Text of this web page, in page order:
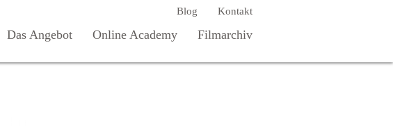
Blog Kontakt
Das Angebot Online Academy Filmarchiv